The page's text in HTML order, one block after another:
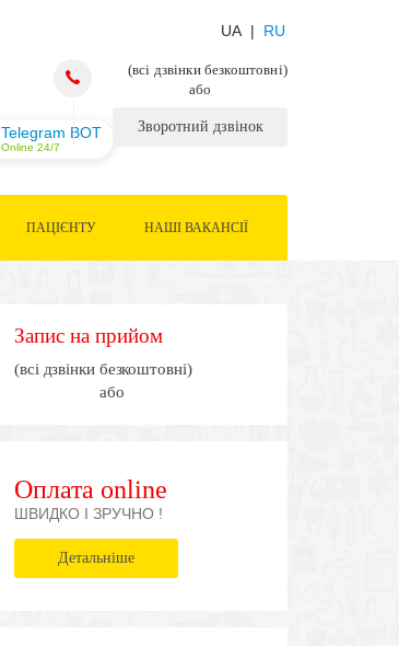
(всі дзвінки безкоштовні)
або
Зворотний дзвінок
UA | RU
Telegram BOT
Online 24/7
ПАЦІЄНТУ НАШІ ВАКАНСІЇ
Запис на прийом
(всі дзвінки безкоштовні)
або
Оплата online
ШВИДКО І ЗРУЧНО !
Детальніше